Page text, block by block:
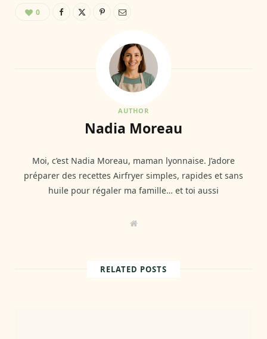
0
AUTHOR
Nadia Moreau
Moi, c’est Nadia Moreau, maman lyonnaise. J’adore
préparer des recettes Airfryer simples, rapides et sans
huile pour régaler ma famille… et toi aussi
W
RELATED POSTS